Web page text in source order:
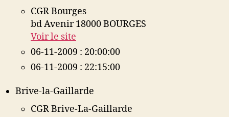
CGR Bourges
bd Avenir 18000 BOURGES
Voir le site
06-11-2009 : 20:00:00
06-11-2009 : 22:15:00
Brive-la-Gaillarde
CGR Brive-La-Gaillarde